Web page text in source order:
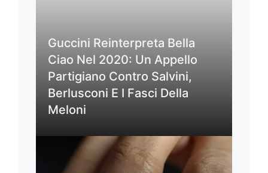
Guccini Reinterpreta Bella
Ciao Nel 2020: Un Appello
Partigiano Contro Salvini,
Berlusconi E I Fasci Della
Meloni